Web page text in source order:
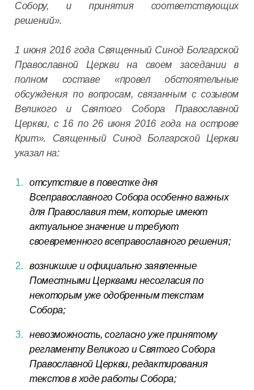
Собору, и принятия соответствующих
решений».
1 июня 2016 года Священный Синод Болгарской
Православной Церкви на своем заседании в
полном составе «провел обстоятельные
обсуждения по вопросам, связанным с созывом
Великого и Святого Собора Православной
Церкви, с 16 по 26 июня 2016 года на острове
Крит». Священный Синод Болгарской Церкви
указал на:
отсутствие в повестке дня
Всеправославного Собора особенно важных
для Православия тем, которые имеют
актуальное значение и требуют
своевременного всеправославного решения;
возникшие и официально заявленные
Поместными Церквами несогласия по
некоторым уже одобренным текстам
Собора;
невозможность, согласно уже принятому
регламенту Великого и Святого Собора
Православной Церкви, редактирования
текстов в ходе работы Собора;